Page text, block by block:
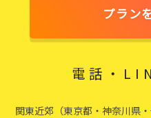
プラン
電話・
関東近郊（東京都・神奈川県